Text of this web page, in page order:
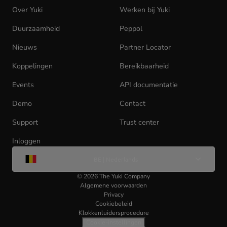
Over Yuki Werken bij Yuki
Duurzaamheid
Peppol
Nieuws
Partner Locator
Koppelingen
Bereikbaarheid
Events
API documentatie
Demo
Contact
Support
Trust center
Inloggen
tab)
© 2026The Yuki Company
Algemene voorwaarden
Privacy
Cookiebeleid
Klokkenluidersprocedure